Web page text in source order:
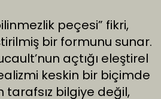
peçesi” fikri,
bir formunu sunar.
açtığı eleştirel
keskin bir biçimde
bilgiye değil,